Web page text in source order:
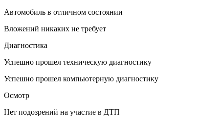
Автомобиль в отличном состоянии
Вложений никаких не требует
Диагностика
Успешно прошел техническую диагностику
Успешно прошел компьютерную диагностику
Осмотр
Нет подозрений на участие в ДТП